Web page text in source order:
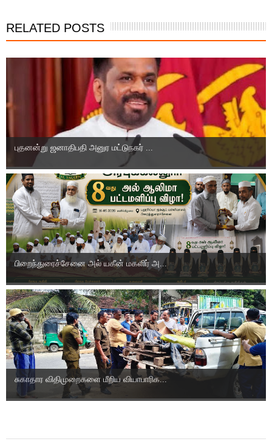
RELATED POSTS
புதனன்று ஜனாதிபதி அனுர மட்டுநகர் ...
பிறைந்துரைச்சேனை அல் யகீன் மகளிர் அ...
சுகாதார விதிமுறைகளை மீறிய வியாபாரிக...